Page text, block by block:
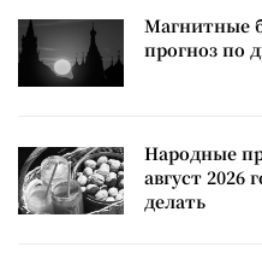
Магнитные
прогноз по
Народные
август 2026
делать